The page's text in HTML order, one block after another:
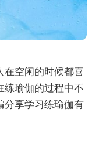
在空闲的时候都喜
练瑜伽的过程中不
分享学习练瑜伽有